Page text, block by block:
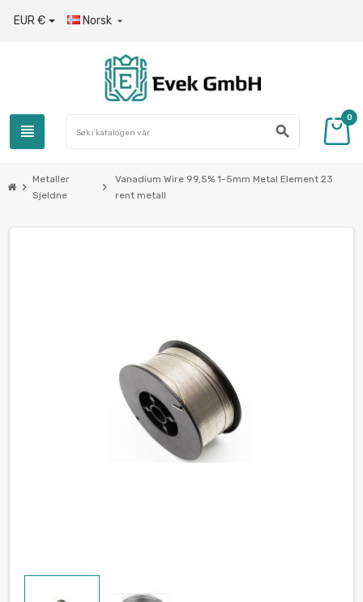
EUR € Norsk 
view_headline search
0
chevron_right
Metaller
Sjeldne
chevron_right
Vanadium Wire 99,5% 1-5mm Metal Element 23
rent metall